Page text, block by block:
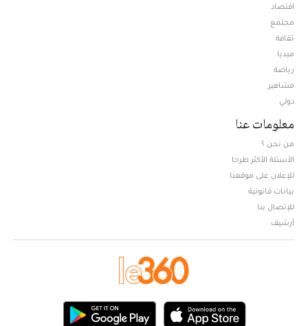
اقتصاد
مجتمع
ثقافة
ميديا
رياضة
مشاهير
دولي
معلومات عنا
من نحن ؟
الأسئلة الأكثر طرحا
للإعلان على موقعنا
بيانات قانونية
للإتصال بنا
أرشيف